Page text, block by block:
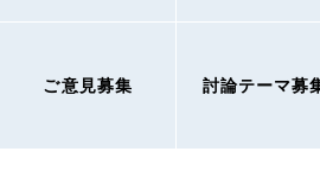
ご意見募集 討論テーマ募